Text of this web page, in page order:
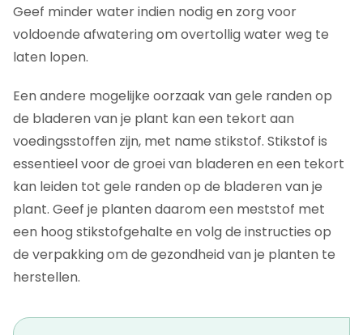
Geef minder water indien nodig en zorg voor
voldoende afwatering om overtollig water weg te
laten lopen.
Een andere mogelijke oorzaak van gele randen op
de bladeren van je plant kan een tekort aan
voedingsstoffen zijn, met name stikstof. Stikstof is
essentieel voor de groei van bladeren en een tekort
kan leiden tot gele randen op de bladeren van je
plant. Geef je planten daarom een meststof met
een hoog stikstofgehalte en volg de instructies op
de verpakking om de gezondheid van je planten te
herstellen.